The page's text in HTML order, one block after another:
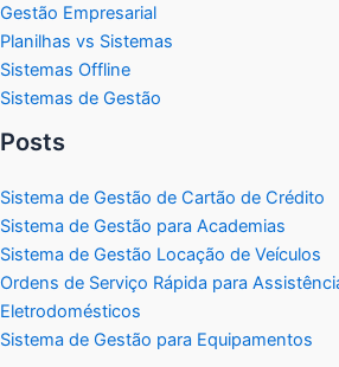
Gestão Empresarial
Planilhas vs Sistemas
Sistemas Offline
Sistemas de Gestão
Posts
Sistema de Gestão de Cartão de Crédito
Sistema de Gestão para Academias
Sistema de Gestão Locação de Veículos
Ordens de Serviço Rápida para
Eletrodomésticos
Sistema de Gestão para Equipamentos